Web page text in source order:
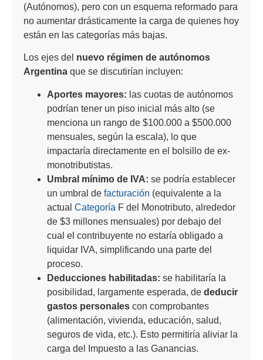
(Autónomos), pero con un esquema reformado para
no aumentar drásticamente la carga de quienes hoy
están en las categorías más bajas.
Los ejes del nuevo régimen de autónomos
Argentina que se discutirían incluyen:
Aportes mayores: las cuotas de autónomos
podrían tener un piso inicial más alto (se
menciona un rango de $100.000 a $500.000
mensuales, según la escala), lo que
impactaría directamente en el bolsillo de ex-
monotributistas.
Umbral mínimo de IVA: se podría establecer
un umbral de facturación (equivalente a la
actual Categoría F del Monotributo, alrededor
de $3 millones mensuales) por debajo del
cual el contribuyente no estaría obligado a
liquidar IVA, simplificando una parte del
proceso.
Deducciones habilitadas: se habilitaría la
posibilidad, largamente esperada, de deducir
gastos personales con comprobantes
(alimentación, vivienda, educación, salud,
seguros de vida, etc.). Esto permitiría aliviar la
carga del Impuesto a las Ganancias.